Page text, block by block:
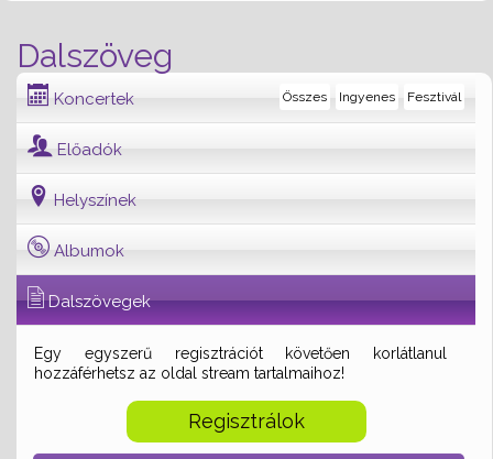
Dalszöveg
Koncertek Fesztivál
Ingyenes
Összes
Előadók
Helyszínek
Albumok
Dalszövegek
Egy egyszerű regisztrációt követően korlátlanul
hozzáférhetsz az oldal stream tartalmaihoz!
Regisztrálok